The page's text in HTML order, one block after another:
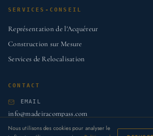
SERVICES-CONSEIL
Représentation de l'Acquéreur
Construction sur Mesure
Services de Relocalisation
CONTACT
EMAIL
info@madeiracompass.com
WHATSAPP
Nous utilisons des cookies pour analyser le